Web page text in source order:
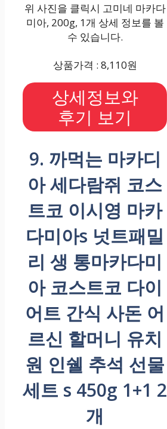
위 사진을 클릭시 고미네 마카다
미아, 200g, 1개 상세 정보를 볼
수 있습니다.
상품가격 : 8,110원
상세정보와
후기 보기
9. 까먹는 마카디
아 세다람쥐 코스
트코 이시영 마카
다미아s 넛트패밀
리 생 통마카다미
아 코스트코 다이
어트 간식 사돈 어
르신 할머니 유치
원 인쉘 추석 선물
세트 s 450g 1+1 2
개